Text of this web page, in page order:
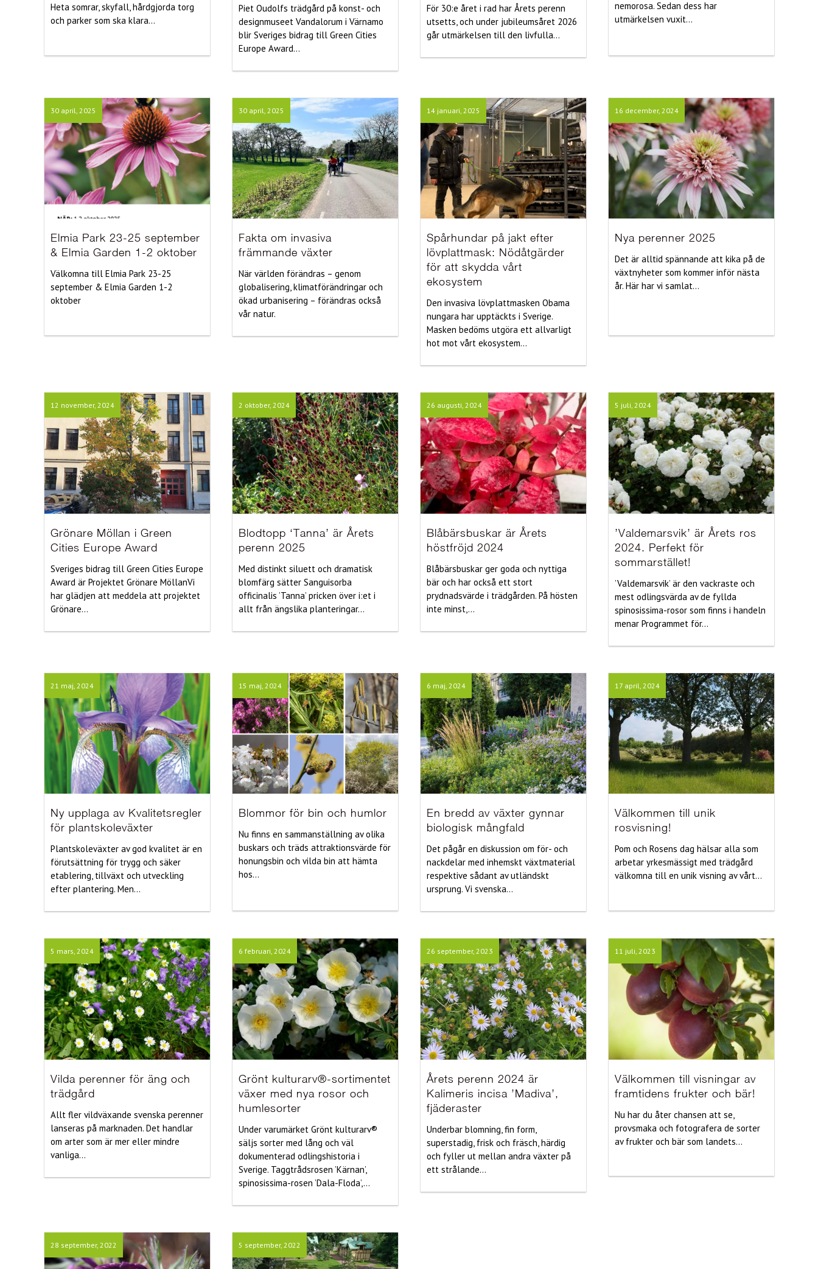
Heta somrar, skyfall, hårdgjorda torg
och parker som ska klara...
Piet Oudolfs trädgård på konst- och
designmuseet Vandalorum i Värnamo
blir Sveriges bidrag till Green Cities
Europe Award...
För 30:e året i rad har Årets perenn
utsetts, och under jubileumsåret 2026
går utmärkelsen till den livfulla...
nemorosa. Sedan dess har
utmärkelsen vuxit...
30 april, 2025
Elmia Park 23-25 september
& Elmia Garden 1-2 oktober
Välkomna till Elmia Park 23-25
september & Elmia Garden 1-2
oktober
30 april, 2025
Fakta om invasiva
främmande växter
När världen förändras – genom
globalisering, klimatförändringar och
ökad urbanisering – förändras också
vår natur.
14 januari, 2025
Spårhundar på jakt efter
lövplattmask: Nödåtgärder
för att skydda vårt
ekosystem
Den invasiva lövplattmasken Obama
nungara har upptäckts i Sverige.
Masken bedöms utgöra ett allvarligt
hot mot vårt ekosystem...
16 december, 2024
Nya perenner 2025
Det är alltid spännande att kika på de
växtnyheter som kommer inför nästa
år. Här har vi samlat...
12 november, 2024
Grönare Möllan i Green
Cities Europe Award
Sveriges bidrag till Green Cities Europe
Award är Projektet Grönare MöllanVi
har glädjen att meddela att projektet
Grönare...
2 oktober, 2024
Blodtopp ‘Tanna’ är Årets
perenn 2025
Med distinkt siluett och dramatisk
blomfärg sätter Sanguisorba
officinalis ’Tanna’ pricken över i:et i
allt från ängslika planteringar...
26 augusti, 2024
Blåbärsbuskar är Årets
höstfröjd 2024
Blåbärsbuskar ger goda och nyttiga
bär och har också ett stort
prydnadsvärde i trädgården. På hösten
inte minst,...
5 juli, 2024
’Valdemarsvik’ är Årets ros
2024. Perfekt för
sommarstället!
’Valdemarsvik’ är den vackraste och
mest odlingsvärda av de fyllda
spinosissima-rosor som finns i handeln
menar Programmet för...
21 maj, 2024
Ny upplaga av Kvalitetsregler
för plantskoleväxter
Plantskoleväxter av god kvalitet är en
förutsättning för trygg och säker
etablering, tillväxt och utveckling
efter plantering. Men...
15 maj, 2024
Blommor för bin och humlor
Nu finns en sammanställning av olika
buskars och träds attraktionsvärde för
honungsbin och vilda bin att hämta
hos...
6 maj, 2024
En bredd av växter gynnar
biologisk mångfald
Det pågår en diskussion om för- och
nackdelar med inhemskt växtmaterial
respektive sådant av utländskt
ursprung. Vi svenska...
17 april, 2024
Välkommen till unik
rosvisning!
Pom och Rosens dag hälsar alla som
arbetar yrkesmässigt med trädgård
välkomna till en unik visning av vårt...
5 mars, 2024
Vilda perenner för äng och
trädgård
Allt fler vildväxande svenska perenner
lanseras på marknaden. Det handlar
om arter som är mer eller mindre
vanliga...
6 februari, 2024
Grönt kulturarv®-sortimentet
växer med nya rosor och
humlesorter
Under varumärket Grönt kulturarv®
säljs sorter med lång och väl
dokumenterad odlingshistoria i
Sverige. Taggtrådsrosen ’Kärnan’,
spinosissima-rosen ’Dala-Floda’,...
26 september, 2023
Årets perenn 2024 är
Kalimeris incisa ’Madiva’,
fjäderaster
Underbar blomning, fin form,
superstadig, frisk och fräsch, härdig
och fyller ut mellan andra växter på
ett strålande...
11 juli, 2023
Välkommen till visningar av
framtidens frukter och bär!
Nu har du åter chansen att se,
provsmaka och fotografera de sorter
av frukter och bär som landets...
28 september, 2022 5 september, 2022